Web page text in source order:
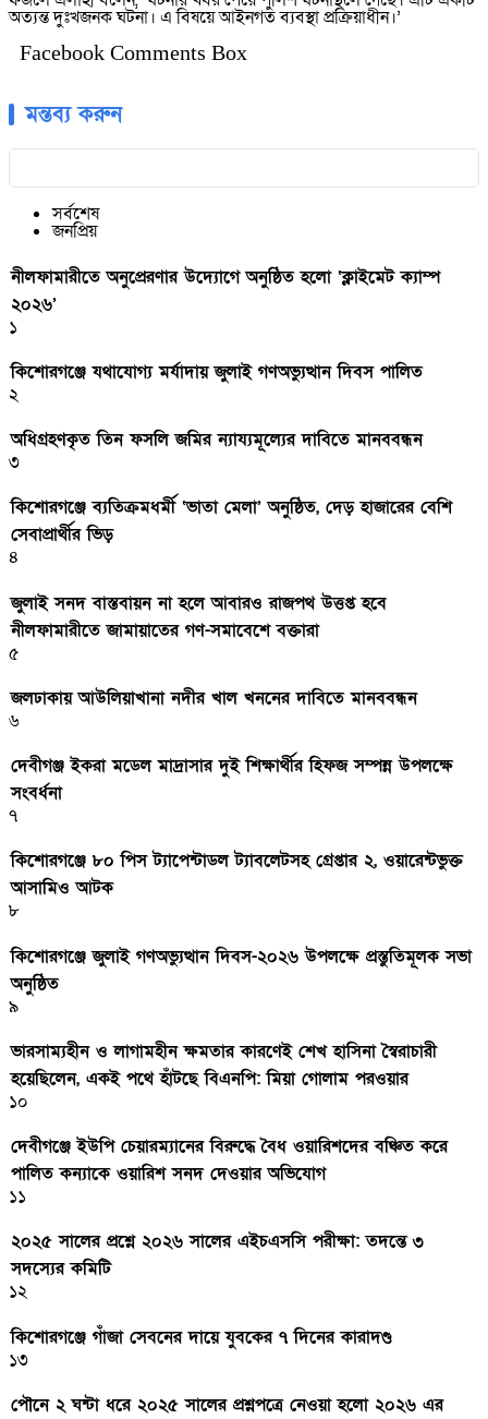
অত্যন্ত দুঃখজনক ঘটনা। এ বিষয়ে আইনগত ব্যবস্থা প্রক্রিয়াধীন।’
Facebook Comments Box
মন্তব্য করুন
সর্বশেষ
জনপ্রিয়
নীলফামারীতে অনুপ্রেরণার উদ্যোগে অনুষ্ঠিত হলো ‘ক্লাইমেট ক্যাম্প
২০২৬’
১
কিশোরগঞ্জে যথাযোগ্য মর্যাদায় জুলাই গণঅভ্যুত্থান দিবস পালিত
২
অধিগ্রহণকৃত তিন ফসলি জমির ন্যায্যমূল্যের দাবিতে মানববন্ধন
৩
কিশোরগঞ্জে ব্যতিক্রমধর্মী ‘ভাতা মেলা’ অনুষ্ঠিত, দেড় হাজারের বেশি
সেবাপ্রার্থীর ভিড়
৪
জুলাই সনদ বাস্তবায়ন না হলে আবারও রাজপথ উত্তপ্ত হবে
নীলফামারীতে জামায়াতের গণ-সমাবেশে বক্তারা
৫
জলঢাকায় আউলিয়াখানা নদীর খাল খননের দাবিতে মানববন্ধন
৬
দেবীগঞ্জ ইকরা মডেল মাদ্রাসার দুই শিক্ষার্থীর হিফজ সম্পন্ন উপলক্ষে
সংবর্ধনা
৭
কিশোরগঞ্জে ৮০ পিস ট্যাপেন্টাডল ট্যাবলেটসহ গ্রেপ্তার ২, ওয়ারেন্টভুক্ত
আসামিও আটক
৮
কিশোরগঞ্জে জুলাই গণঅভ্যুত্থান দিবস-২০২৬ উপলক্ষে প্রস্তুতিমূলক সভা
অনুষ্ঠিত
৯
ভারসাম্যহীন ও লাগামহীন ক্ষমতার কারণেই শেখ হাসিনা স্বৈরাচারী
হয়েছিলেন, একই পথে হাঁটছে বিএনপি: মিয়া গোলাম পরওয়ার
১০
দেবীগঞ্জে ইউপি চেয়ারম্যানের বিরুদ্ধে বৈধ ওয়ারিশদের বঞ্চিত করে
পালিত কন্যাকে ওয়ারিশ সনদ দেওয়ার অভিযোগ
১১
২০২৫ সালের প্রশ্নে ২০২৬ সালের এইচএসসি পরীক্ষা: তদন্তে ৩
সদস্যের কমিটি
১২
কিশোরগঞ্জে গাঁজা সেবনের দায়ে যুবকের ৭ দিনের কারাদণ্ড
১৩
পৌনে ২ ঘন্টা ধরে ২০২৫ সালের প্রশ্নপত্রে নেওয়া হলো ২০২৬ এর